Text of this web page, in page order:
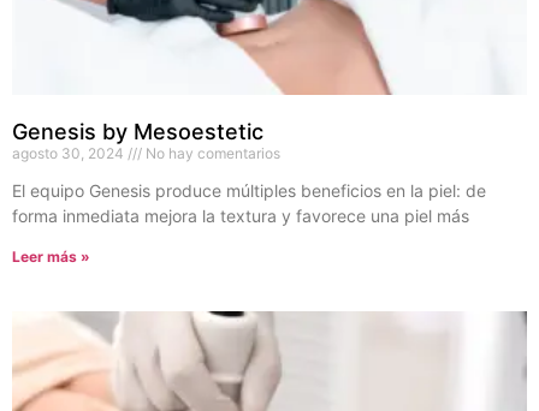
Genesis by Mesoestetic
agosto 30, 2024 No hay comentarios
El equipo Genesis produce múltiples beneficios en la piel: de
forma inmediata mejora la textura y favorece una piel más
Leer más »